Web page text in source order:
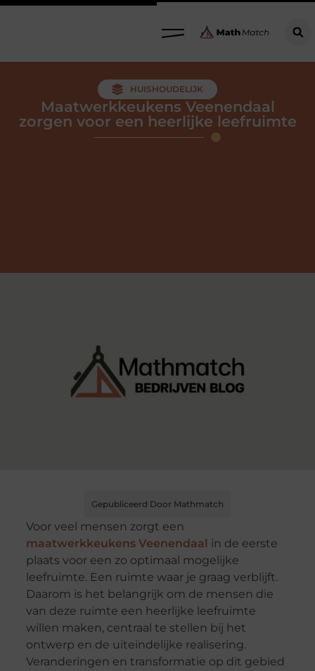
HUISHOUDELIJK
Maatwerkkeukens Veenendaal
zorgen voor een heerlijke leefruimte
Gepubliceerd Door Mathmatch
Voor veel mensen zorgt een
maatwerkkeukens Veenendaal in de eerste
plaats voor een zo optimaal mogelijke
leefruimte. Een ruimte waar je graag verblijft.
Daarom is het belangrijk om de mensen die
van deze ruimte een heerlijke leefruimte
willen maken, centraal te stellen bij het
ontwerp en de uiteindelijke realisering.
Veranderingen en transformatie op dit gebied